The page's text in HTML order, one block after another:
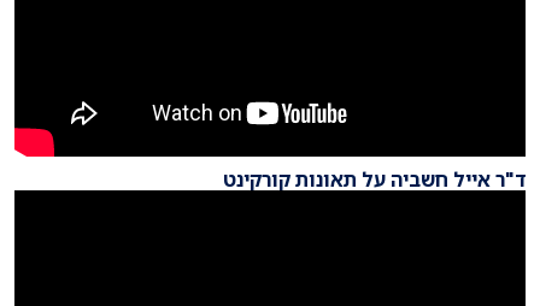
ד"ר אייל חשביה על תאונות קורקינט